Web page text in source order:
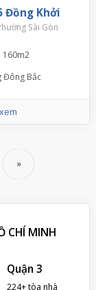
Đồng Khởi
Sài Gòn
160m2
Đông Bắc
»
CHÍ MINH
Quận 3
224+ tòa nhà